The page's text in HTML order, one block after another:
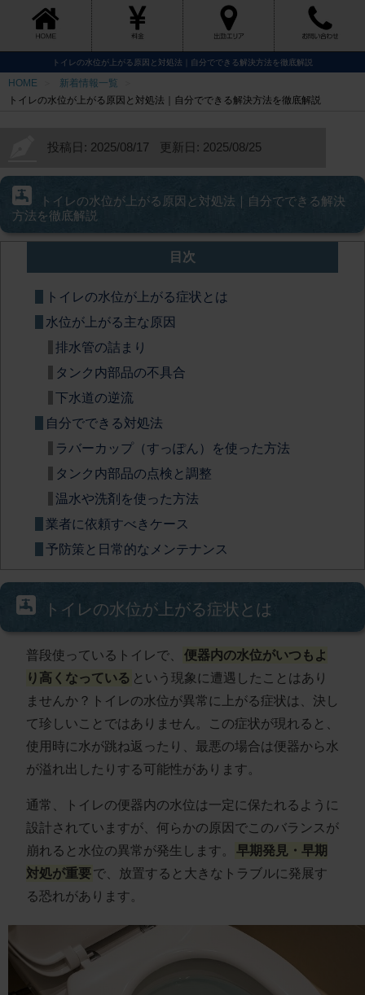
トイレの水位が上がる原因と対処法｜自分でできる解決方法を徹底解説
HOME
新着情報一覧
トイレの水位が上がる原因と対処法｜自分でできる解決方法を徹底解説
投稿日: 2025/08/17 更新日: 2025/08/25
トイレの水位が上がる原因と対処法｜自分でできる解決
方法を徹底解説
目次
トイレの水位が上がる症状とは
水位が上がる主な原因
排水管の詰まり
タンク内部品の不具合
下水道の逆流
自分でできる対処法
ラバーカップ（すっぽん）を使った方法
タンク内部品の点検と調整
温水や洗剤を使った方法
業者に依頼すべきケース
予防策と日常的なメンテナンス
トイレの水位が上がる症状とは
普段使っているトイレで、
便器内の水位がいつもよ
り高くなっている という現象に遭遇したことはあり
ませんか？トイレの水位が異常に上がる症状は、決し
て珍しいことではありません。この症状が現れると、
使用時に水が跳ね返ったり、最悪の場合は便器から水
が溢れ出したりする可能性があります。
通常、トイレの便器内の水位は一定に保たれるように
設計されていますが、何らかの原因でこのバランスが
崩れると水位の異常が発生します。
早期発見・早期
対処が重要で、放置すると大きなトラブルに発展す
る恐れがあります。